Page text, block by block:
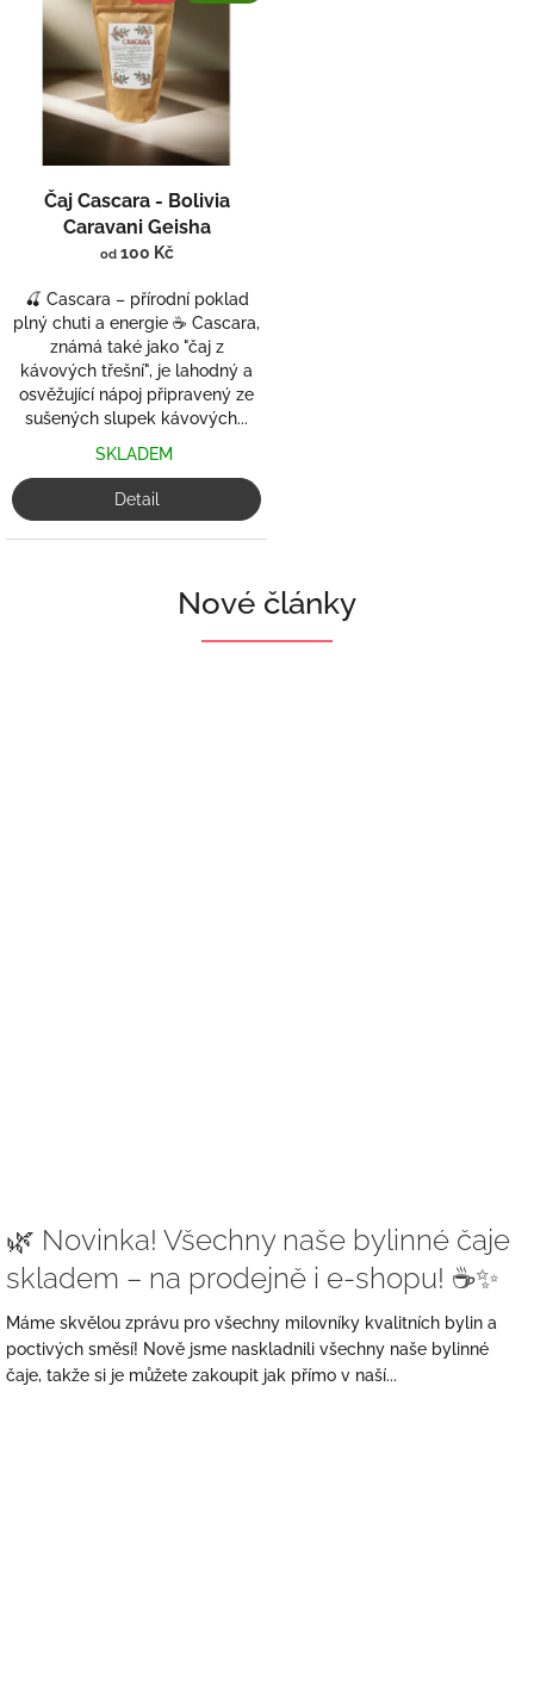
Čaj Cascara - Bolivia
Caravani Geisha
od100 Kč
🍒 Cascara – přírodní poklad
plný chuti a energie ☕ Cascara,
známá také jako "čaj z
kávových třešní", je lahodný a
osvěžující nápoj připravený ze
sušených slupek kávových...
SKLADEM
Detail
Nové články
🌿 Novinka! Všechny naše bylinné čaje
skladem – na prodejně i e-shopu! ☕✨
Máme skvělou zprávu pro všechny milovníky kvalitních bylin a
poctivých směsí! Nově jsme naskladnili všechny naše bylinné
čaje, takže si je můžete zakoupit jak přímo v naší...